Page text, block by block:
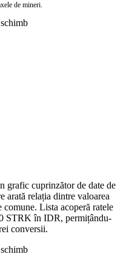
de mineri.
grafic cuprinzător de date de
arată relația dintre valoarea
Lista acoperă ratele
STRK în IDR, permițându-
conversii.